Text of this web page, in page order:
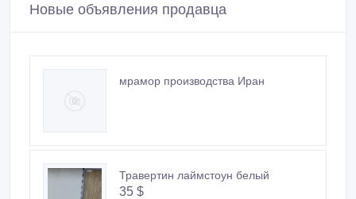
Новые объявления продавца
мрамор производства Иран
Травертин лаймстоун белый
35 $